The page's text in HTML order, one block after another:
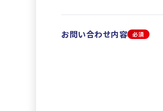
お問い合わせ内容 必須